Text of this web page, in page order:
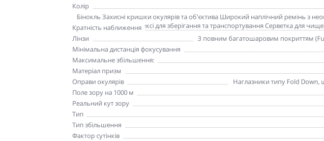
Колір
Комплект поставки
Бінокль Захисні кришки окулярів та об'єктива Широкий наплічний ремінь з
преміум-кейс на фастексі для зберігання та транспортування Серветка для
Кратність наближення
Лінзи
З повним багатошаровим покриттям
Мінімальна дистанція фокусування
Максимальне збільшення:
Матеріал призм
Оправи окулярів
Наглазники типу Fold Down,
Поле зору на 1000 м
Реальний кут зору
Тип
Тип збільшення
Фактор сутінків